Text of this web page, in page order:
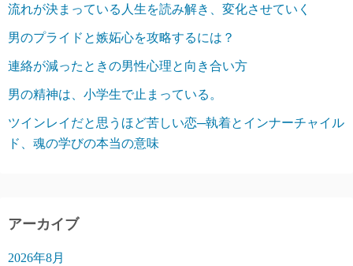
流れが決まっている人生を読み解き、変化させていく
男のプライドと嫉妬心を攻略するには？
連絡が減ったときの男性心理と向き合い方
男の精神は、小学生で止まっている。
ツインレイだと思うほど苦しい恋─執着とインナーチャイル
ド、魂の学びの本当の意味
アーカイブ
2026年8月